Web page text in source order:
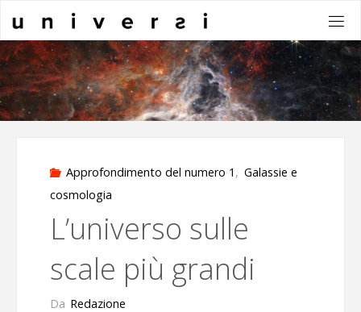
contenuto
Approfondimento del numero 1 , Galassie e
cosmologia
L’universo sulle
scale più grandi
Da Redazione